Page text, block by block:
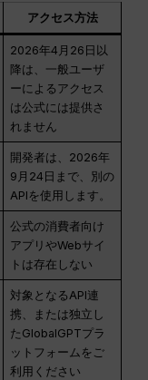
アクセス方法
2026年4月26日以
降は、一般ユーザ
ーによるアクセス
は公式には提供さ
れません
開発者は、2026年
9月24日まで、別の
APIを使用します。
公式の消費者向け
アプリやWebサイ
トは存在しない
対象となるAPI連
携、または独立し
たGlobalGPTプラ
ットフォームをご
利用ください